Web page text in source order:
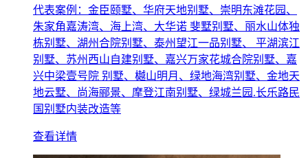
代表案例：金臣颐墅、华府天地别墅、崇明东滩花园、
朱家角嘉涛湾、海上湾、大华诺 斐墅别墅、丽水山体独
栋别墅、湖州合院别墅、泰州望江一品别墅、 平湖滨江
别墅、苏州西山自建别墅、嘉兴万家花城合院别墅、嘉
兴中梁壹号院 别墅、樾山明月、绿地海湾别墅、金地天
地云墅、尚海郦景、摩登江南别墅、绿城兰园.长乐路民
国别墅内装改造等
查看详情